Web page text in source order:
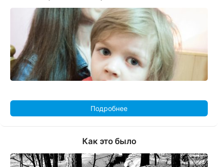
Подробнее
Как это было